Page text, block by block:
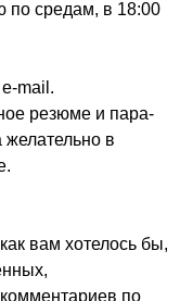
по средам, в 18:00
mail.
резюме и пара-
желательно в
вам хотелось бы,
по